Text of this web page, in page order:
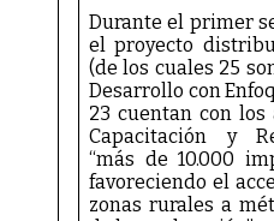
Durante el primer
el proyecto
(de los cuales 25
Desarrollo con
23 cuentan con los
Capacitación y
“más de 10.000
favoreciendo el
zonas rurales a